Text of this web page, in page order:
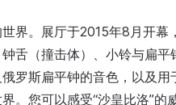
界。展厅于2015年8月开幕
舌（撞击体）、小铃与扁
罗斯扁平钟的音色，以及
。您可以感受“沙皇比洛”的